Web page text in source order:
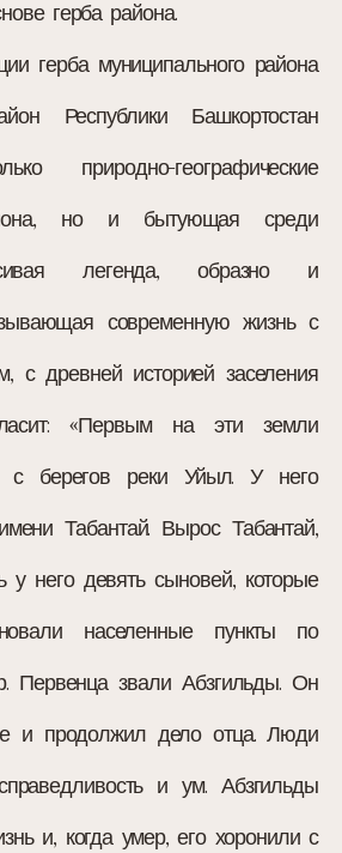
герба района.
герба муниципального района
Республики Башкортостан
природно-географические
но и бытующая среди
легенда, образно и
современную жизнь с
с древней историей заселения
«Первым на эти земли
с берегов реки Уйыл. У него
Табантай. Вырос Табантай,
у него девять сыновей, которые
населенные пункты по
Первенца звали Абзгильды. Он
и продолжил дело отца. Люди
и ум. Абзгильды
и, когда умер, его хоронили с